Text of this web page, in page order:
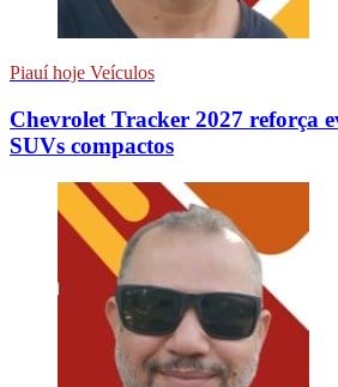
Piauí hoje Veículos
Chevrolet Tracker 2027 reforça
SUVs compactos